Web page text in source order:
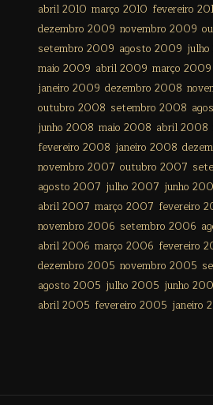
abril 2010 março 2010 fevereiro
dezembro 2009 novembro 2009
setembro 2009 agosto 2009
maio 2009 abril 2009 março 2009
janeiro 2009 dezembro 2008
outubro 2008 setembro 2008
junho 2008 maio 2008 abril 2008
fevereiro 2008 janeiro 2008
novembro 2007 outubro 2007
agosto 2007 julho 2007 junho
abril 2007 março 2007 fevereiro
novembro 2006 setembro 2006
abril 2006 março 2006 fevereiro
dezembro 2005 novembro 2005
agosto 2005 julho 2005 junho
abril 2005 fevereiro 2005 janeiro